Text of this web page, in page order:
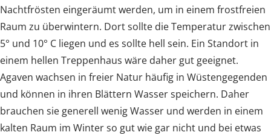
Nachtfrösten eingeräumt werden, um in einem frostfreien
Raum zu überwintern. Dort sollte die Temperatur zwischen
5° und 10° C liegen und es sollte hell sein. Ein Standort in
einem hellen Treppenhaus wäre daher gut geeignet.
Agaven wachsen in freier Natur häufig in Wüstengegenden
und können in ihren Blättern Wasser speichern. Daher
brauchen sie generell wenig Wasser und werden in einem
kalten Raum im Winter so gut wie gar nicht und bei etwas